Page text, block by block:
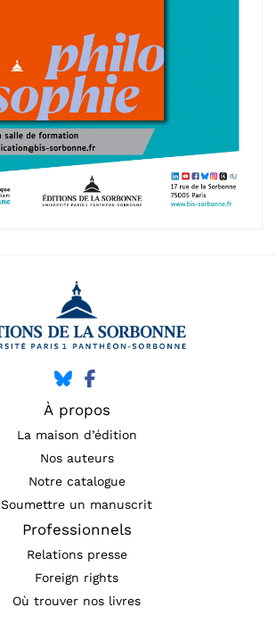
À propos
La maison d’édition
Nos auteurs
Notre catalogue
Soumettre un manuscrit
Professionnels
Relations presse
Foreign rights
Où trouver nos livres